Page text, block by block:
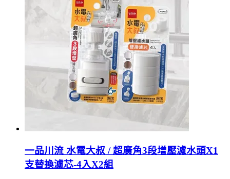
一品川流 水電大叔 / 超廣角3段增壓濾水頭X1
支替換濾芯-4入X2組